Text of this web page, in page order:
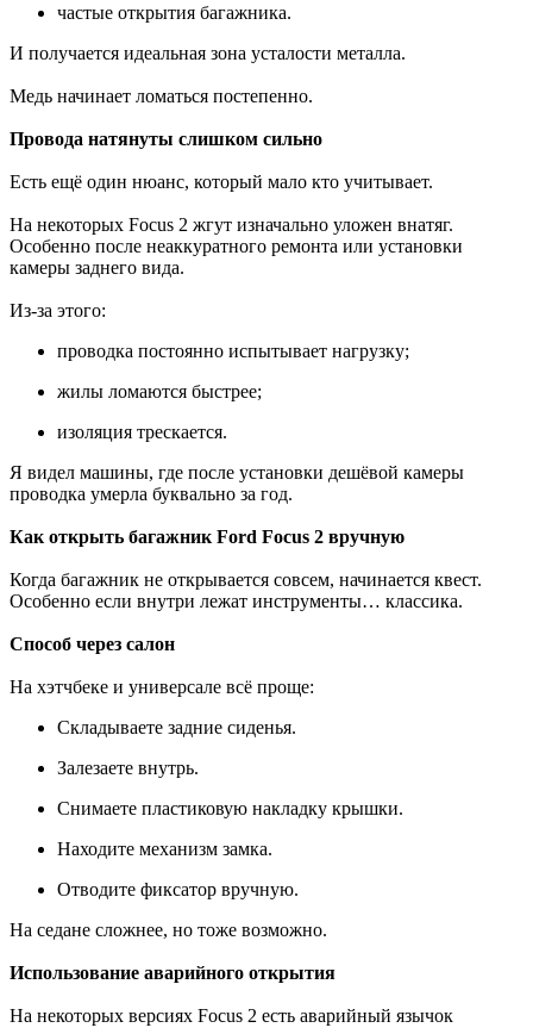
частые открытия багажника.
И получается идеальная зона усталости металла.
Медь начинает ломаться постепенно.
Провода натянуты слишком сильно
Есть ещё один нюанс, который мало кто учитывает.
На некоторых Focus 2 жгут изначально уложен внатяг.
Особенно после неаккуратного ремонта или установки
камеры заднего вида.
Из-за этого:
проводка постоянно испытывает нагрузку;
жилы ломаются быстрее;
изоляция трескается.
Я видел машины, где после установки дешёвой камеры
проводка умерла буквально за год.
Как открыть багажник Ford Focus 2 вручную
Когда багажник не открывается совсем, начинается квест.
Особенно если внутри лежат инструменты… классика.
Способ через салон
На хэтчбеке и универсале всё проще:
Складываете задние сиденья.
Залезаете внутрь.
Снимаете пластиковую накладку крышки.
Находите механизм замка.
Отводите фиксатор вручную.
На седане сложнее, но тоже возможно.
Использование аварийного открытия
На некоторых версиях Focus 2 есть аварийный язычок